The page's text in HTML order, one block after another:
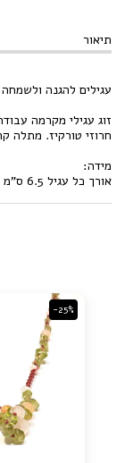
תיאור
עגילים להגנה ולשמחה
זוג עגילי מקרמה
חרוזי טורקיז. מתלה
מידה:
אורך כל עגיל 6.5 ס"מ
-25%